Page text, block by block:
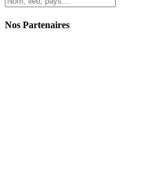
Nos Partenaires